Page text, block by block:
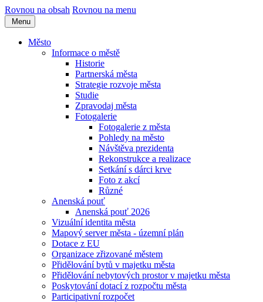
Rovnou na obsah Rovnou na menu
Menu
Město
Informace o městě
Historie
Partnerská města
Strategie rozvoje města
Studie
Zpravodaj města
Fotogalerie
Fotogalerie z města
Pohledy na město
Návštěva prezidenta
Rekonstrukce a realizace
Setkání s dárci krve
Foto z akcí
Různé
Anenská pouť
Anenská pouť 2026
Vizuální identita města
Mapový server města - územní plán
Dotace z EU
Organizace zřizované městem
Přidělování bytů v majetku města
Přidělování nebytových prostor v majetku města
Poskytování dotací z rozpočtu města
Participativní rozpočet